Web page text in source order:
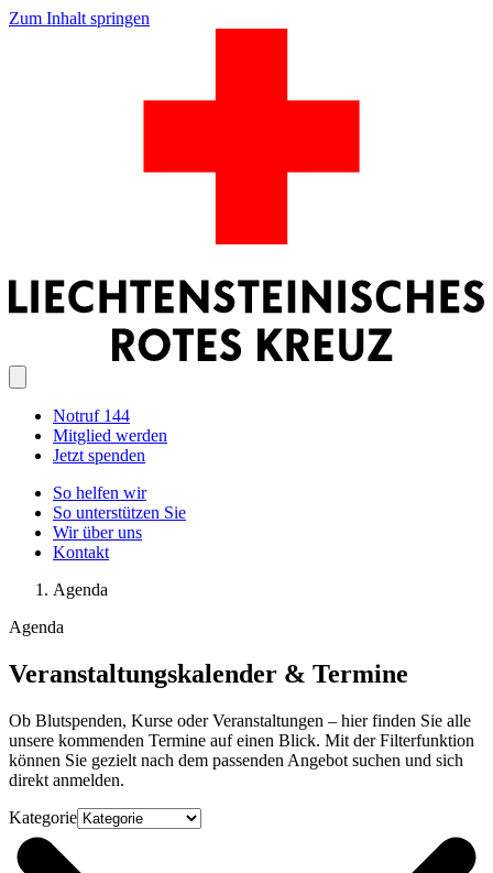
Zum Inhalt springen
Notruf 144
Mitglied werden
Jetzt spenden
So helfen wir
So unterstützen Sie
Wir über uns
Kontakt
Agenda
Agenda
Veranstaltungskalender & Termine
Ob Blutspenden, Kurse oder Veranstaltungen – hier finden Sie alle
unsere kommenden Termine auf einen Blick. Mit der Filterfunktion
können Sie gezielt nach dem passenden Angebot suchen und sich
direkt anmelden.
Kategorie